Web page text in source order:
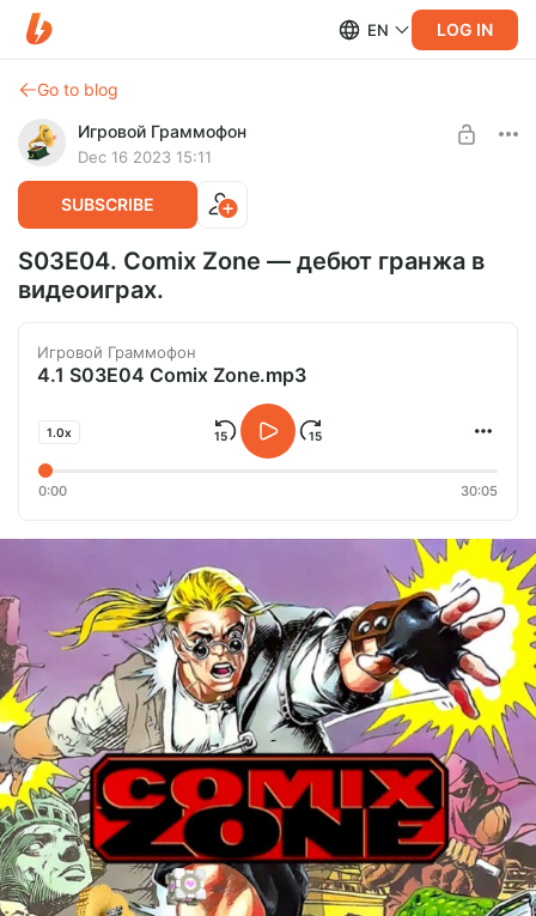
EN LOG IN
Go to blog
Игровой Граммофон
Dec 16 2023 15:11
SUBSCRIBE
S03E04. Comix Zone — дебют гранжа в
видеоиграх.
Игровой Граммофон
4.1 S03E04 Comix Zone.mp3
1.0x
0:00 30:05